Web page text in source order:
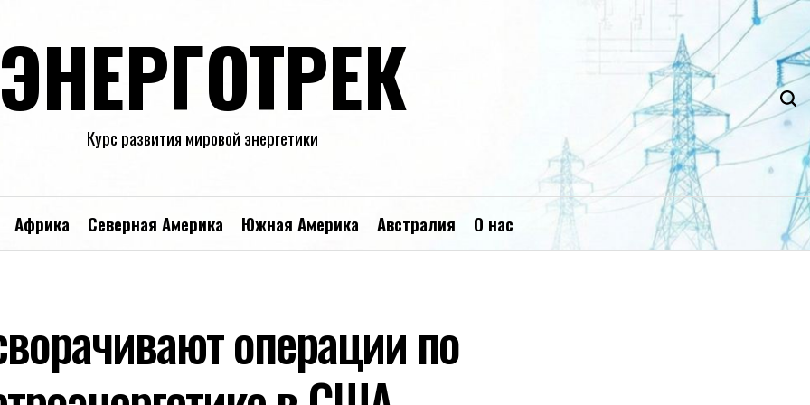
ЭНЕРГОТРЕК
Курс развития мировой энергетики
Африка Северная Америка Южная Америка Австралия О нас
операции по